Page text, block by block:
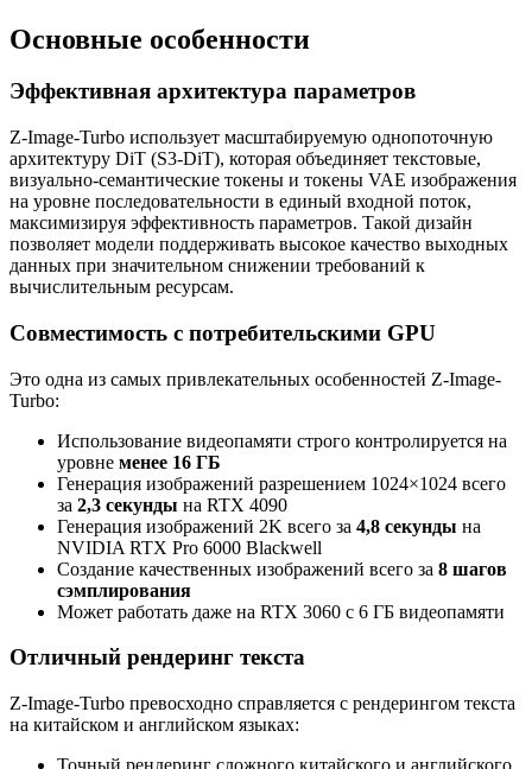
Основные особенности
Эффективная архитектура параметров
Z-Image-Turbo использует масштабируемую однопоточную
архитектуру DiT (S3-DiT), которая объединяет текстовые,
визуально-семантические токены и токены VAE изображения
на уровне последовательности в единый входной поток,
максимизируя эффективность параметров. Такой дизайн
позволяет модели поддерживать высокое качество выходных
данных при значительном снижении требований к
вычислительным ресурсам.
Совместимость с потребительскими GPU
Это одна из самых привлекательных особенностей Z-Image-
Turbo:
Использование видеопамяти строго контролируется на
уровне менее 16 ГБ
Генерация изображений разрешением 1024×1024 всего
за 2,3 секунды на RTX 4090
Генерация изображений 2K всего за 4,8 секунды на
NVIDIA RTX Pro 6000 Blackwell
Создание качественных изображений всего за 8 шагов
сэмплирования
Может работать даже на RTX 3060 с 6 ГБ видеопамяти
Отличный рендеринг текста
Z-Image-Turbo превосходно справляется с рендерингом текста
на китайском и английском языках:
Точный рендеринг сложного китайского и английского